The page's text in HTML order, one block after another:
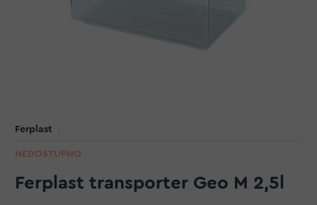
Ferplast
NEDOSTUPNO
Ferplast transporter Geo M 2,5l